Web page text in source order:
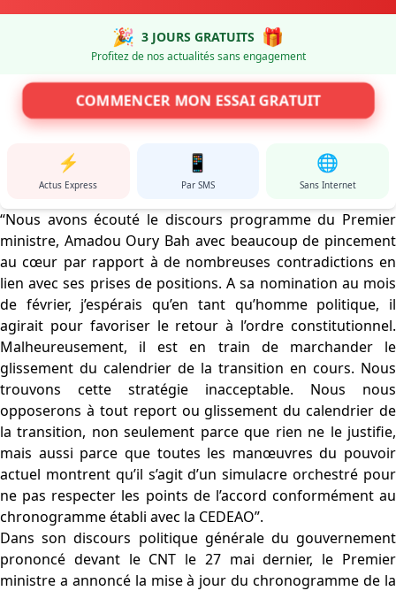
🎉 3 JOURS GRATUITS 🎁
Profitez de nos actualités sans engagement
COMMENCER MON ESSAI GRATUIT
⚡
Actus Express
📱
Par SMS
🌐
Sans Internet
“Nous avons écouté le discours programme du Premier
ministre, Amadou Oury Bah avec beaucoup de pincement
au cœur par rapport à de nombreuses contradictions en
lien avec ses prises de positions. A sa nomination au mois
de février, j’espérais qu’en tant qu’homme politique, il
agirait pour favoriser le retour à l’ordre constitutionnel.
Malheureusement, il est en train de marchander le
glissement du calendrier de la transition en cours. Nous
trouvons cette stratégie inacceptable. Nous nous
opposerons à tout report ou glissement du calendrier de
la transition, non seulement parce que rien ne le justifie,
mais aussi parce que toutes les manœuvres du pouvoir
actuel montrent qu’il s’agit d’un simulacre orchestré pour
ne pas respecter les points de l’accord conformément au
chronogramme établi avec la CEDEAO”.
Dans son discours politique générale du gouvernement
prononcé devant le CNT le 27 mai dernier, le Premier
ministre a annoncé la mise à jour du chronogramme de la